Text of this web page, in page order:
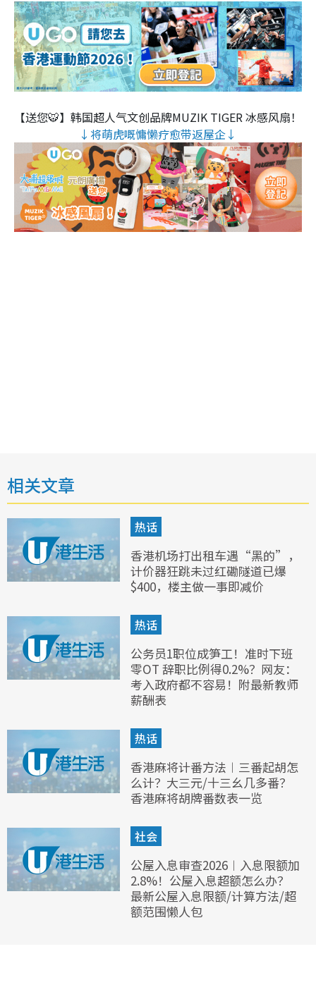
【送您🐯】韩国超人气文创品牌MUZIK TIGER 冰感风扇！
↓将萌虎嘅慵懒疗愈带返屋企↓
相关文章
热话
香港机场打出租车遇“黑的”，
计价器狂跳未过红磡隧道已爆
$400，楼主做一事即减价
热话
公务员1职位成笋工！准时下班
零OT 辞职比例得0.2%？网友：
考入政府都不容易！附最新教师
薪酬表
热话
香港麻将计番方法︱三番起胡怎
么计？大三元/十三幺几多番？
香港麻将胡牌番数表一览
社会
公屋入息审查2026︱入息限额加
2.8%！公屋入息超额怎么办？
最新公屋入息限额/计算方法/超
额范围懒人包